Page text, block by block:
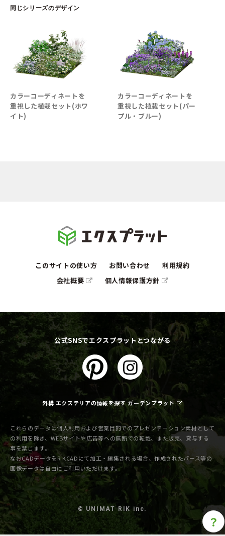
同じシリーズのデザイン
カラーコーディネートを
重視した植栽セット(ホワ
イト)
カラーコーディネートを
重視した植栽セット(パー
プル・ブルー)
このサイトの使い方 お問い合わせ
利用規約
会社概要
個人情報保護方針
公式SNSでエクスプラットとつながる
外構 エクステリアの情報を探す ガーデンプラット
これらのデータは個人利用および営業目的でのプレゼンテーション素材として
の利用を除き、WEBサイトや広告等への無断での転載、また販売、貸与する
事を禁じます。
なおCADデータをRIKCADにて加工・編集される場合、作成されたパース等の
画像データは自由にご利用いただけます。
© UNIMAT RIK inc.
？